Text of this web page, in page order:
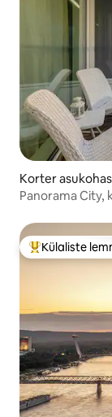
Korter
Panorama City,
Külaliste suur
Külaliste